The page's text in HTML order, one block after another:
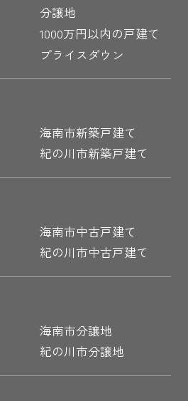
分譲地
1000万円以内の戸建て
プライスダウン
海南市新築戸建て
紀の川市新築戸建て
海南市中古戸建て
紀の川市中古戸建て
海南市分譲地
紀の川市分譲地